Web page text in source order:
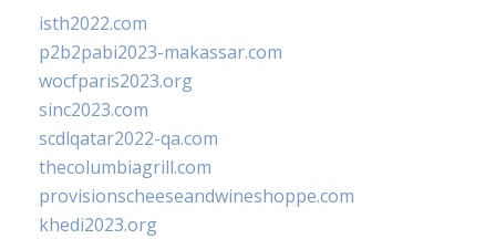
isth2022.com
p2b2pabi2023-makassar.com
wocfparis2023.org
sinc2023.com
scdlqatar2022-qa.com
thecolumbiagrill.com
provisionscheeseandwineshoppe.com
khedi2023.org